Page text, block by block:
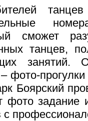
сможет
танцев,
занятий.
фото-
Боярский
фото задание
с